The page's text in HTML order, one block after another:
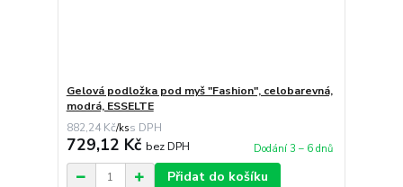
Gelová podložka pod myš "Fashion", celobarevná,
modrá, ESSELTE
882,24 Kč/ks
729,12 Kč bez DPH Dodání 3 – 6 dnů
Přidat do košíku